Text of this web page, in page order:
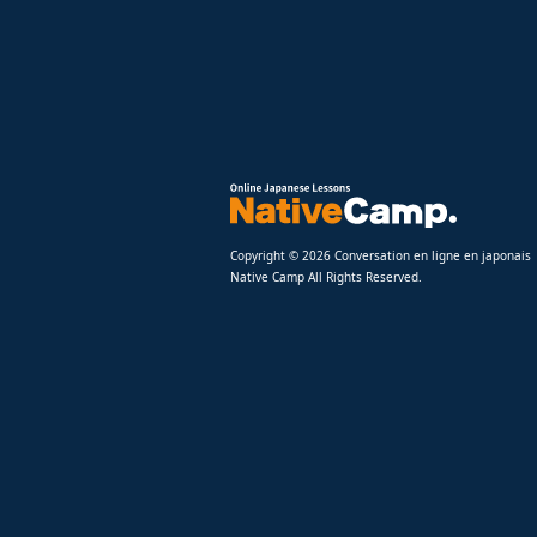
Copyright © 2026 Conversation en ligne en japonais
Native Camp All Rights Reserved.